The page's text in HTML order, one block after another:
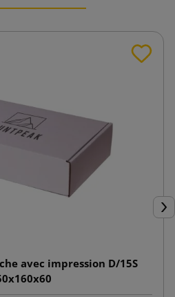
avec impression D/15S